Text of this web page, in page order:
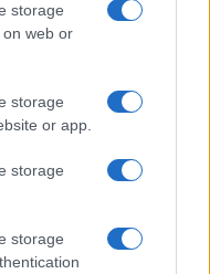
storage
web or
storage
or app.
storage
storage